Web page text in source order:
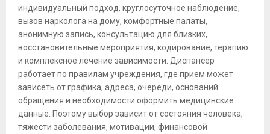
индивидуальный подход, круглосуточное наблюдение,
вызов нарколога на дому, комфортные палаты,
анонимную запись, консультацию для близких,
восстановительные мероприятия, кодирование, терапию
и комплексное лечение зависимости. Диспансер
работает по правилам учреждения, где прием может
зависеть от графика, адреса, очереди, оснований
обращения и необходимости оформить медицинские
данные. Поэтому выбор зависит от состояния человека,
тяжести заболевания, мотивации, финансовой